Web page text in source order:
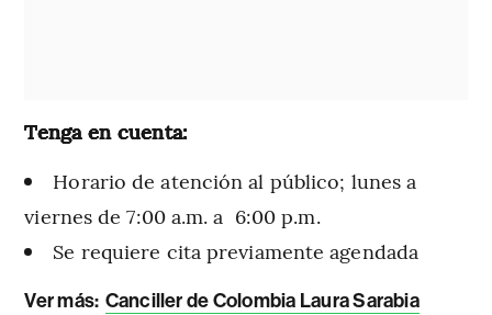
Tenga en cuenta:
Horario de atención al público; lunes a
viernes de 7:00 a.m. a 6:00 p.m.
Se requiere cita previamente agendada
Ver más: Canciller de Colombia Laura Sarabia